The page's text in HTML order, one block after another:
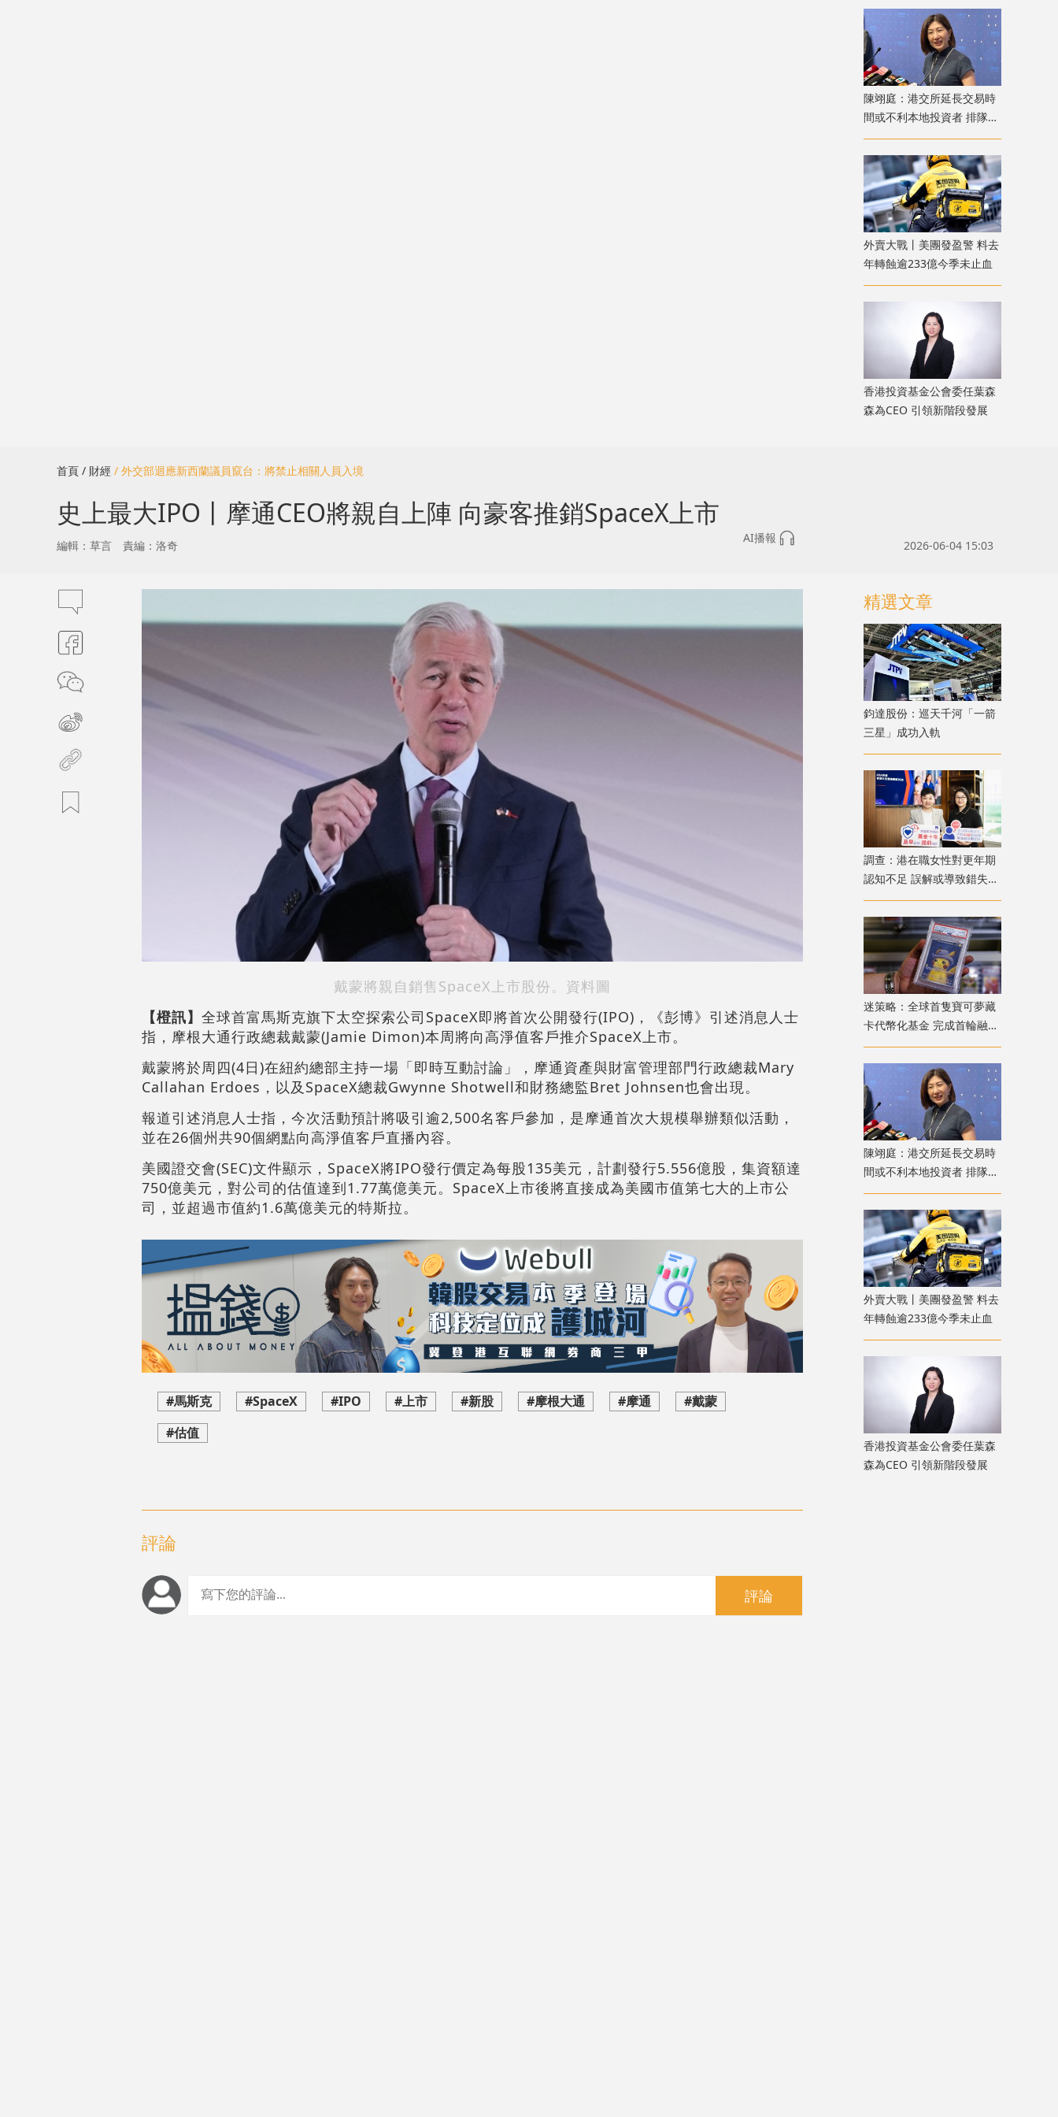
陳翊庭：港交所延長交易時
間或不利本地投資者 排隊上
市公司數量創新高
外賣大戰丨美團發盈警 料去
年轉蝕逾233億今季未止血
香港投資基金公會委任葉森
森為CEO 引領新階段發展
首頁 / 財經 / 外交部迴應新西蘭議員竄台：將禁止相關人員入境
史上最大IPO丨摩通CEO將親自上陣 向豪客推銷SpaceX上市
AI播報
編輯：草言 責編：洛奇 2026-06-04 15:03
戴蒙將親自銷售SpaceX上市股份。資料圖
【橙訊】 全球首富馬斯克旗下太空探索公司SpaceX即將首次公開發行(IPO)，《彭博》引述消息人士
指，摩根大通行政總裁戴蒙(Jamie Dimon)本周將向高淨值客戶推介SpaceX上市。
戴蒙將於周四(4日)在紐約總部主持一場「即時互動討論」，摩通資產與財富管理部門行政總裁Mary
Callahan Erdoes，以及SpaceX總裁Gwynne Shotwell和財務總監Bret Johnsen也會出現。
報道引述消息人士指，今次活動預計將吸引逾2,500名客戶參加，是摩通首次大規模舉辦類似活動，
並在26個州共90個網點向高淨值客戶直播內容。
美國證交會(SEC)文件顯示，SpaceX將IPO發行價定為每股135美元，計劃發行5.556億股，集資額達
750億美元，對公司的估值達到1.77萬億美元。SpaceX上市後將直接成為美國市值第七大的上市公
司，並超過市值約1.6萬億美元的特斯拉。
#馬斯克 #SpaceX #IPO #上市 #新股 #摩根大通 #摩通
#戴蒙
#估值
評論
評論
精選文章
鈞達股份：巡天千河「一箭
三星」成功入軌
調查：港在職女性對更年期
認知不足 誤解或導致錯失
「黃金預防期」
迷策略：全球首隻寶可夢藏
卡代幣化基金 完成首輪融資
兼獲超購
陳翊庭：港交所延長交易時
間或不利本地投資者 排隊上
市公司數量創新高
外賣大戰丨美團發盈警 料去
年轉蝕逾233億今季未止血
香港投資基金公會委任葉森
森為CEO 引領新階段發展